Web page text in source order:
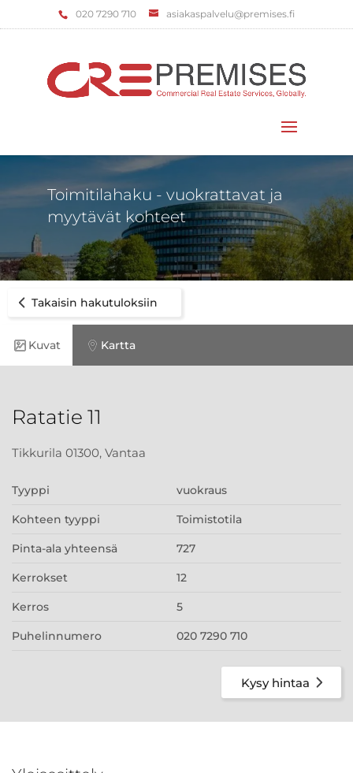
‌020 7290 710 asiakaspalvelu@premises.fi
Toimitilahaku - vuokrattavat ja
myytävät kohteet
Takaisin hakutuloksiin
Kuvat Kartta
Ratatie 11
Tikkurila 01300, Vantaa
Tyyppi vuokraus
Kohteen tyyppi Toimistotila
Pinta-ala yhteensä 727
Kerrokset 12
Kerros 5
Puhelinnumero 020 7290 710
Kysy hintaa